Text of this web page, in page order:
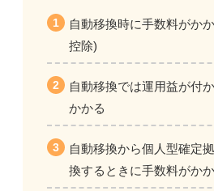
自動移換時に手数料がか
控除)
自動移換では運用益が付
かかる
自動移換から個人型確定
換するときに手数料がか